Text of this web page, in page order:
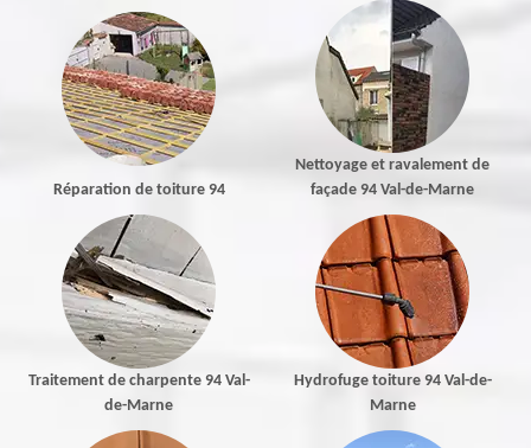
Réparation de toiture 94
Nettoyage et ravalement de
façade 94 Val-de-Marne
Traitement de charpente 94 Val-
de-Marne
Hydrofuge toiture 94 Val-de-
Marne